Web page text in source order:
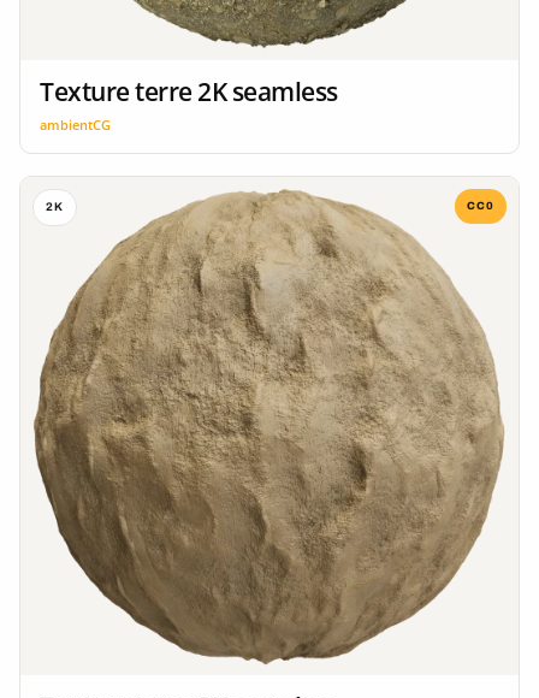
Texture terre 2K seamless
ambientCG
2K CC0